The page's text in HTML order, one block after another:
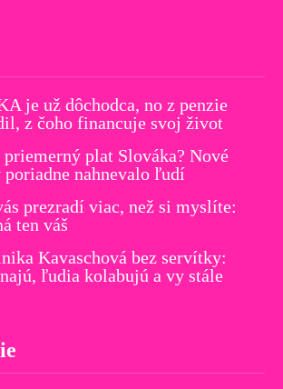
je už dôchodca, no z penzie
z čoho financuje svoj život
plat Slováka? Nové
nahnevalo ľudí
prezradí viac, než si myslíte:
ten váš
Kavaschová bez servítky:
ľudia kolabujú a vy stále